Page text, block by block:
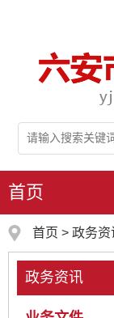
首页
首页 > 政务资
政务资讯